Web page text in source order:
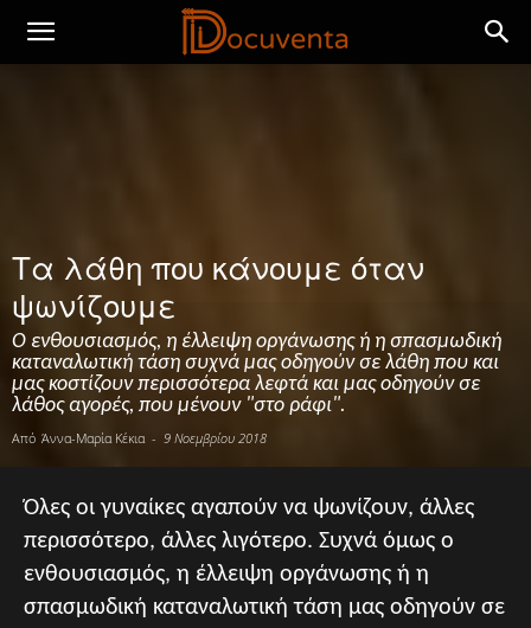
Τα λάθη που κάνουμε όταν
ψωνίζουμε
Ο ενθουσιασμός, η έλλειψη οργάνωσης ή η σπασμωδική
καταναλωτική τάση συχνά μας οδηγούν σε λάθη που και
μας κοστίζουν περισσότερα λεφτά και μας οδηγούν σε
λάθος αγορές, που μένουν "στο ράφι".
Από Άννα-Μαρία Κέκια - 9 Νοεμβρίου 2018
Όλες οι γυναίκες αγαπούν να ψωνίζουν, άλλες
περισσότερο, άλλες λιγότερο. Συχνά όμως ο
ενθουσιασμός, η έλλειψη οργάνωσης ή η
σπασμωδική καταναλωτική τάση μας οδηγούν σε